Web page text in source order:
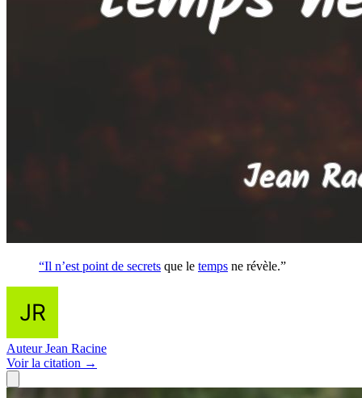
“Il n’est point de secrets que le temps ne révèle.”
Auteur Jean Racine
Voirla citation →